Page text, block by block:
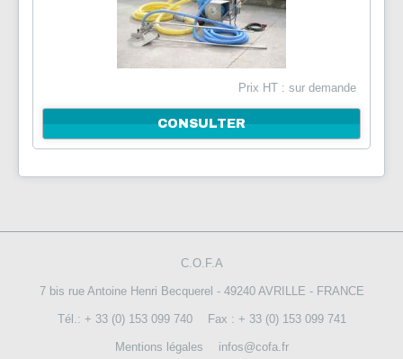
Prix HT : sur demande
CONSULTER
C.O.F.A
7 bis rue Antoine Henri Becquerel - 49240 AVRILLE - FRANCE
Tél.: + 33 (0) 153 099 740 Fax : + 33 (0) 153 099 741
Mentions légales infos@cofa.fr